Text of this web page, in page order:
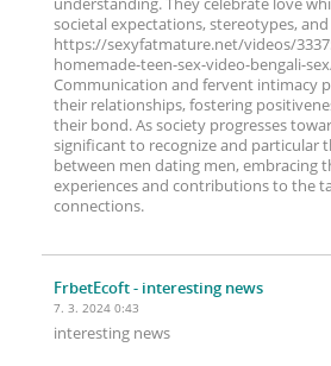
understanding. They celebrate love
societal expectations, stereotypes,
https://sexyfatmature.net/videos/
homemade-teen-sex-video-bengali-
Communication and fervent intimacy
their relationships, fostering
their bond. As society progresses
significant to recognize and particular
between men dating men, embracing
experiences and contributions to the
connections.
FrbetEcoft- interesting news
7. 3. 2024 0:43
interesting news